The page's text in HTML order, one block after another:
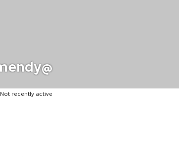
@nouf-El-Hamendy
Not recently active